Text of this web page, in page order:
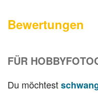
Bewertungen
FÜR
Du möchtest